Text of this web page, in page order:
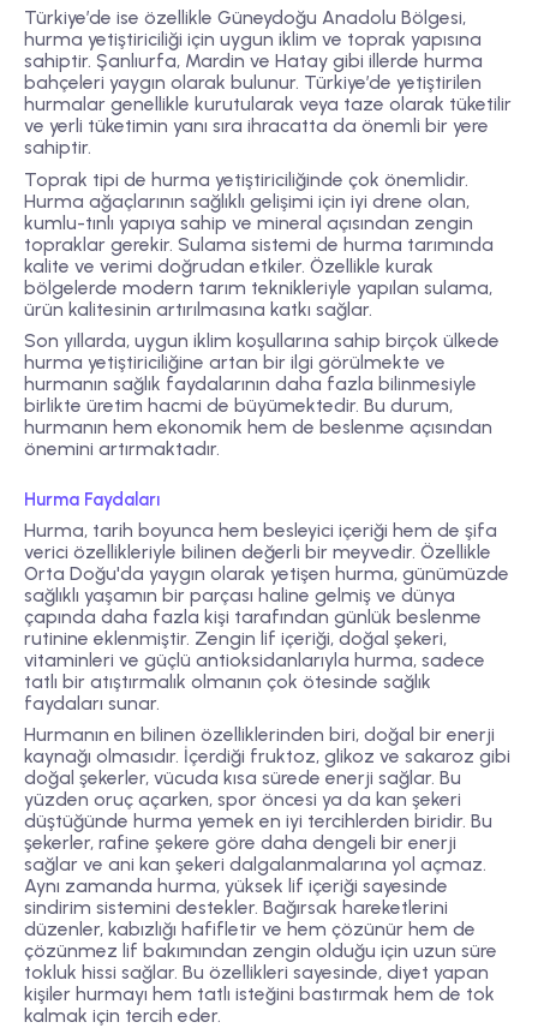
Türkiye’de ise özellikle Güneydoğu Anadolu Bölgesi,
hurma yetiştiriciliği için uygun iklim ve toprak yapısına
sahiptir. Şanlıurfa, Mardin ve Hatay gibi illerde hurma
bahçeleri yaygın olarak bulunur. Türkiye’de yetiştirilen
hurmalar genellikle kurutularak veya taze olarak tüketilir
ve yerli tüketimin yanı sıra ihracatta da önemli bir yere
sahiptir.
Toprak tipi de hurma yetiştiriciliğinde çok önemlidir.
Hurma ağaçlarının sağlıklı gelişimi için iyi drene olan,
kumlu-tınlı yapıya sahip ve mineral açısından zengin
topraklar gerekir. Sulama sistemi de hurma tarımında
kalite ve verimi doğrudan etkiler. Özellikle kurak
bölgelerde modern tarım teknikleriyle yapılan sulama,
ürün kalitesinin artırılmasına katkı sağlar.
Son yıllarda, uygun iklim koşullarına sahip birçok ülkede
hurma yetiştiriciliğine artan bir ilgi görülmekte ve
hurmanın sağlık faydalarının daha fazla bilinmesiyle
birlikte üretim hacmi de büyümektedir. Bu durum,
hurmanın hem ekonomik hem de beslenme açısından
önemini artırmaktadır.
Hurma Faydaları
Hurma, tarih boyunca hem besleyici içeriği hem de şifa
verici özellikleriyle bilinen değerli bir meyvedir. Özellikle
Orta Doğu'da yaygın olarak yetişen hurma, günümüzde
sağlıklı yaşamın bir parçası haline gelmiş ve dünya
çapında daha fazla kişi tarafından günlük beslenme
rutinine eklenmiştir. Zengin lif içeriği, doğal şekeri,
vitaminleri ve güçlü antioksidanlarıyla hurma, sadece
tatlı bir atıştırmalık olmanın çok ötesinde sağlık
faydaları sunar.
Hurmanın en bilinen özelliklerinden biri, doğal bir enerji
kaynağı olmasıdır. İçerdiği fruktoz, glikoz ve sakaroz gibi
doğal şekerler, vücuda kısa sürede enerji sağlar. Bu
yüzden oruç açarken, spor öncesi ya da kan şekeri
düştüğünde hurma yemek en iyi tercihlerden biridir. Bu
şekerler, rafine şekere göre daha dengeli bir enerji
sağlar ve ani kan şekeri dalgalanmalarına yol açmaz.
Aynı zamanda hurma, yüksek lif içeriği sayesinde
sindirim sistemini destekler. Bağırsak hareketlerini
düzenler, kabızlığı hafifletir ve hem çözünür hem de
çözünmez lif bakımından zengin olduğu için uzun süre
tokluk hissi sağlar. Bu özellikleri sayesinde, diyet yapan
kişiler hurmayı hem tatlı isteğini bastırmak hem de tok
kalmak için tercih eder.